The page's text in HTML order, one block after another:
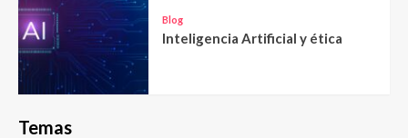
Blog
Inteligencia Artificial y ética
Temas